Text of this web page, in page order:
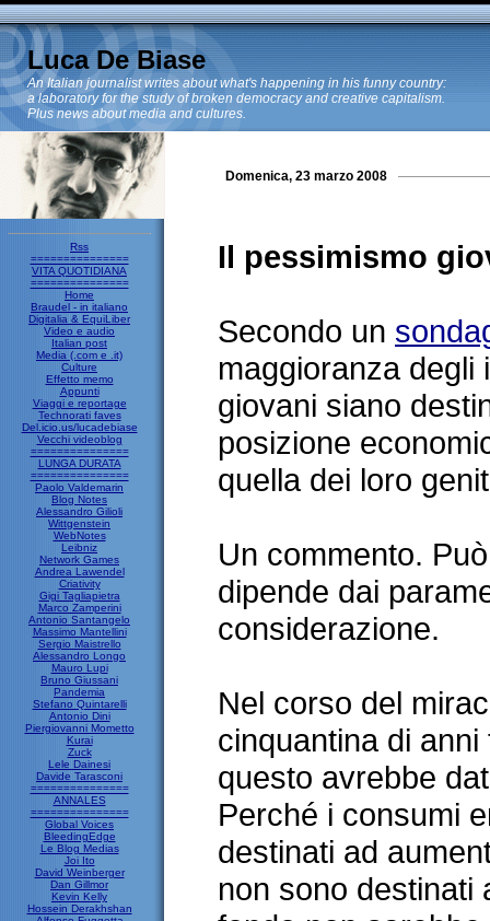
Luca De Biase
An Italian journalist writes about what's happening in his funny country:
a laboratory for the study of broken democracy and creative capitalism.
Plus news about media and cultures.
Rss
===============
VITA QUOTIDIANA
===============
Home
Braudel - in italiano
Digitalia & EquiLiber
Video e audio
Italian post
Media (.com e .it)
Culture
Effetto memo
Appunti
Viaggi e reportage
Technorati faves
Del.icio.us/lucadebiase
Vecchi videoblog
===============
LUNGA DURATA
===============
Paolo Valdemarin
Blog Notes
Alessandro Gilioli
Wittgenstein
WebNotes
Leibniz
Network Games
Andrea Lawendel
Criativity
Gigi Tagliapietra
Marco Zamperini
Antonio Santangelo
Massimo Mantellini
Sergio Maistrello
Alessandro Longo
Mauro Lupi
Bruno Giussani
Pandemia
Stefano Quintarelli
Antonio Dini
Piergiovanni Mometto
Kurai
Zuck
Lele Dainesi
Davide Tarasconi
===============
ANNALES
===============
Global Voices
BleedingEdge
Le Blog Medias
Joi Ito
David Weinberger
Dan Gillmor
Kevin Kelly
Hossein Derakhshan
Domenica, 23 marzo 2008
Il pessimismo
Secondo un
maggioranza degli
giovani siano
posizione
quella dei loro
Un commento.
dipende dai
considerazione.
Nel corso del
cinquantina di
questo avrebbe
Perché i consumi
destinati ad
non sono destinati